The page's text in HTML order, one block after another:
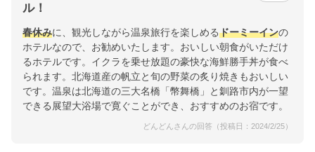
ル！
春休みに、観光しながら温泉旅行を楽しめるドーミーインの
ホテルなので、お勧めいたします。おいしい朝食がいただけ
るホテルです。イクラを乗せ放題の豪快な海鮮勝手丼が食べ
られます。北海道産の帆立と旬の野菜の炙り焼きもおいしい
です。温泉は北海道の三大名橋「幣舞橋」と釧路市内が一望
できる展望大浴場で寛ぐことができ、おすすめのお宿です。
どんどんさんの回答（投稿日：2024/2/25）